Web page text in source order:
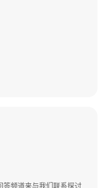
答频道来与我们联系探讨